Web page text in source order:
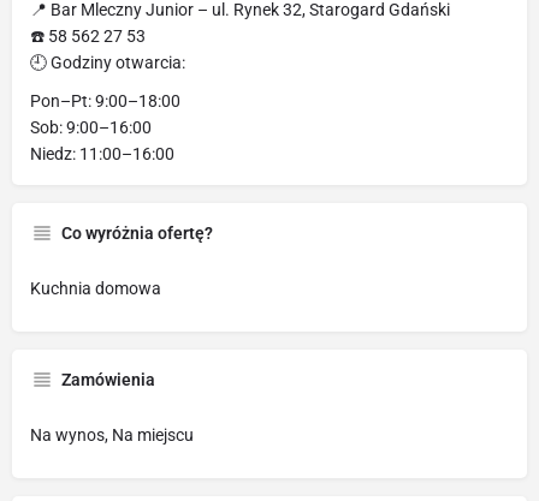
📍 Bar Mleczny Junior – ul. Rynek 32, Starogard Gdański
☎️ 58 562 27 53
🕘 Godziny otwarcia:
Pon–Pt: 9:00–18:00
Sob: 9:00–16:00
Niedz: 11:00–16:00
Co wyróżnia ofertę?
Kuchnia domowa
Zamówienia
Na wynos, Na miejscu